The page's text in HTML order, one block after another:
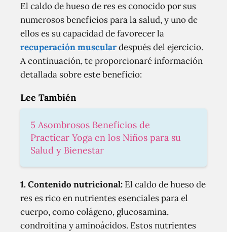
El caldo de hueso de res es conocido por sus
numerosos beneficios para la salud, y uno de
ellos es su capacidad de favorecer la
recuperación musculardespués del ejercicio.
A continuación, te proporcionaré información
detallada sobre este beneficio:
Lee También
5 Asombrosos Beneficios de
Practicar Yoga en los Niños para su
Salud y Bienestar
1. Contenido nutricional: El caldo de hueso de
res es rico en nutrientes esenciales para el
cuerpo, como colágeno, glucosamina,
condroitina y aminoácidos. Estos nutrientes